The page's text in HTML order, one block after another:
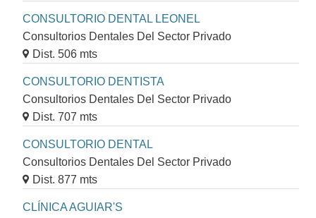
CONSULTORIO DENTAL LEONEL
Consultorios Dentales Del Sector Privado
Dist. 506 mts
CONSULTORIO DENTISTA
Consultorios Dentales Del Sector Privado
Dist. 707 mts
CONSULTORIO DENTAL
Consultorios Dentales Del Sector Privado
Dist. 877 mts
CLÍNICA AGUIAR'S